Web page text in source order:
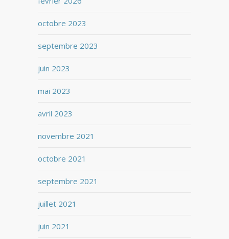
octobre 2023
septembre 2023
juin 2023
mai 2023
avril 2023
novembre 2021
octobre 2021
septembre 2021
juillet 2021
juin 2021